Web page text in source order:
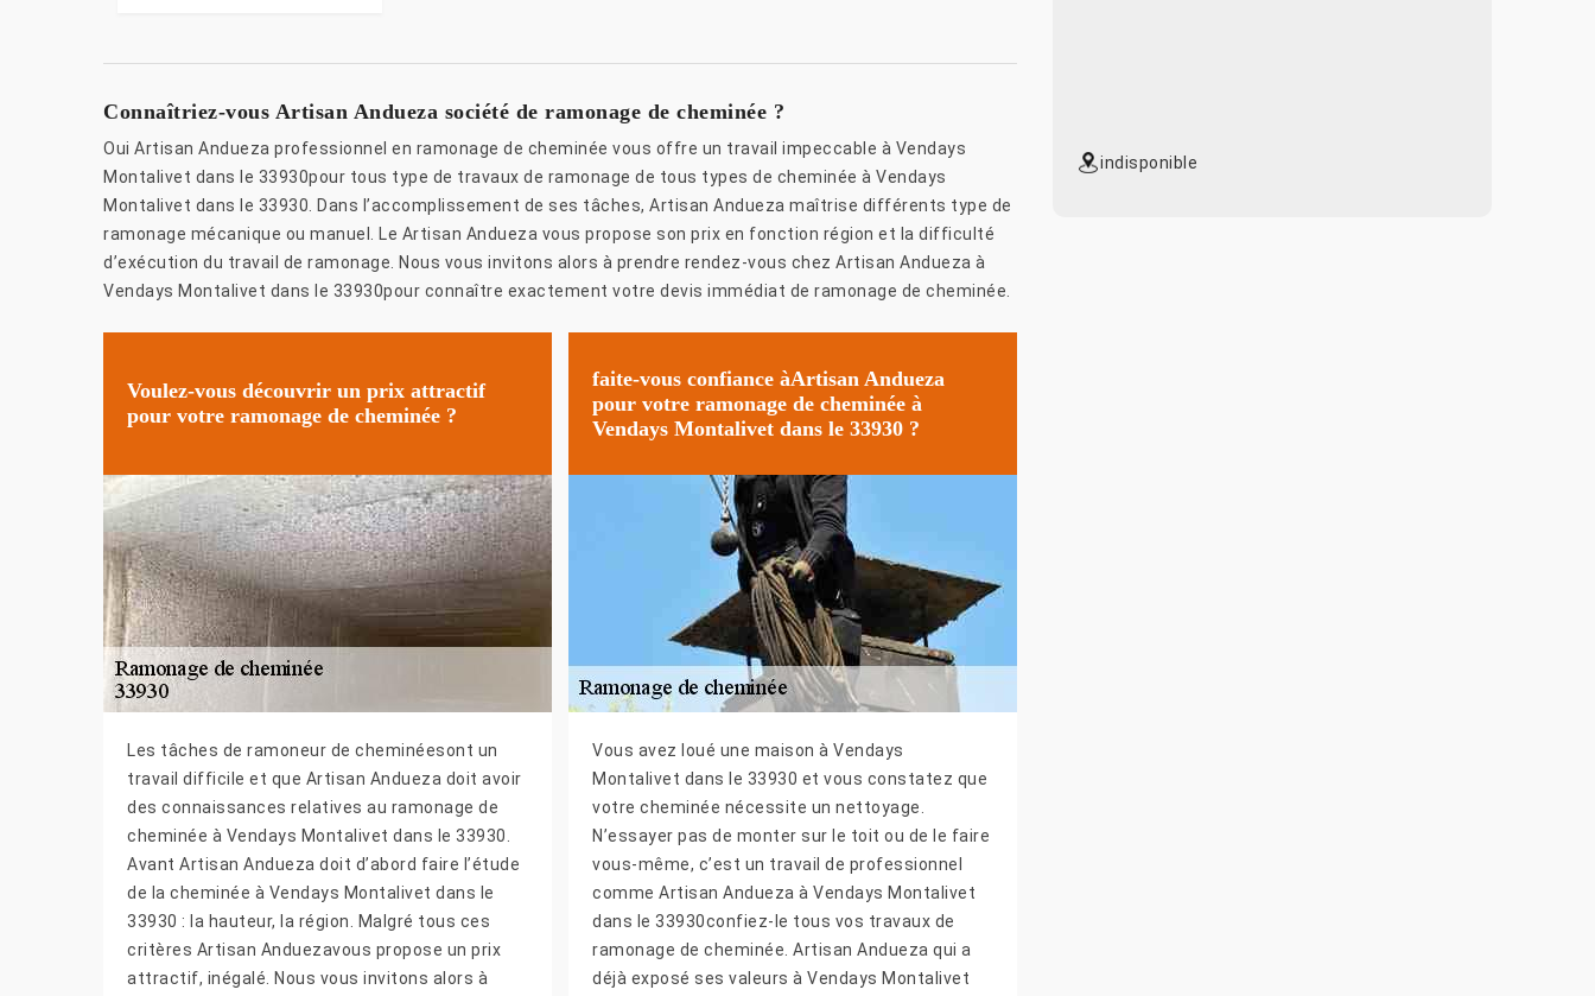
Connaîtriez-vous Artisan Andueza société de ramonage de cheminée ?
Oui Artisan Andueza professionnel en ramonage de cheminée vous offre un travail impeccable à Vendays
Montalivet dans le 33930pour tous type de travaux de ramonage de tous types de cheminée à Vendays
Montalivet dans le 33930. Dans l’accomplissement de ses tâches, Artisan Andueza maîtrise différents type de
ramonage mécanique ou manuel. Le Artisan Andueza vous propose son prix en fonction région et la difficulté
d’exécution du travail de ramonage. Nous vous invitons alors à prendre rendez-vous chez Artisan Andueza à
Vendays Montalivet dans le 33930pour connaître exactement votre devis immédiat de ramonage de cheminée.
Voulez-vous découvrir un prix attractif
pour votre ramonage de cheminée ?
Les tâches de ramoneur de cheminéesont un
travail difficile et que Artisan Andueza doit avoir
des connaissances relatives au ramonage de
cheminée à Vendays Montalivet dans le 33930.
Avant Artisan Andueza doit d’abord faire l’étude
de la cheminée à Vendays Montalivet dans le
33930 : la hauteur, la région. Malgré tous ces
critères Artisan Anduezavous propose un prix
attractif, inégalé. Nous vous invitons alors à
faite-vous confiance àArtisan Andueza
pour votre ramonage de cheminée à
Vendays Montalivet dans le 33930 ?
Vous avez loué une maison à Vendays
Montalivet dans le 33930 et vous constatez que
votre cheminée nécessite un nettoyage.
N’essayer pas de monter sur le toit ou de le faire
vous-même, c’est un travail de professionnel
comme Artisan Andueza à Vendays Montalivet
dans le 33930confiez-le tous vos travaux de
ramonage de cheminée. Artisan Andueza qui a
déjà exposé ses valeurs à Vendays Montalivet
indisponible